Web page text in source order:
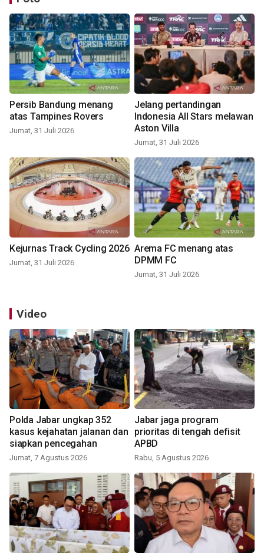
Persib Bandung menang
atas Tampines Rovers
Jumat, 31 Juli 2026
Jelang pertandingan
Indonesia All Stars melawan
Aston Villa
Jumat, 31 Juli 2026
Kejurnas Track Cycling 2026
Jumat, 31 Juli 2026
Arema FC menang atas
DPMM FC
Jumat, 31 Juli 2026
Video
Polda Jabar ungkap 352
kasus kejahatan jalanan dan
siapkan pencegahan
Jumat, 7 Agustus 2026
Jabar jaga program
prioritas di tengah defisit
APBD
Rabu, 5 Agustus 2026